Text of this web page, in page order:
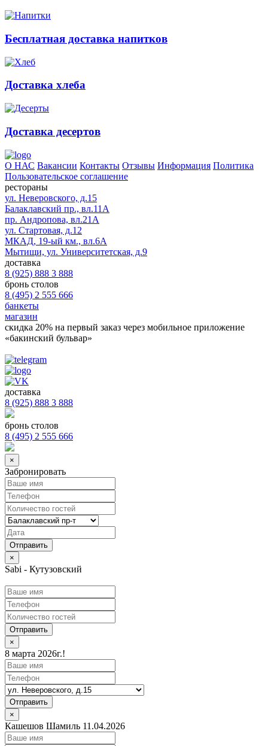
Бесплатная доставка напитков
Доставка хлеба
Доставка десертов
О НАС Вакансии Контакты Отзывы Информация Политика
Пользовательское соглашение
рестораны
ул. Неверовского, д.15
Балаклавский пр., вл.11А
пр. Андропова, вл.21А
ул. Стартовая, д.12
МКАД, 19-ый км., вл.6А
Мытищи, ул. Университетская, д.9
доставка
8 (925) 888 3 888
бронь столов
8 (495) 2 555 666
банкеты
магазин
скидка 20% на первый заказ через мобильное приложение
«бакинский бульвар»
доставка
8 (925) 888 3 888
бронь столов
8 (495) 2 555 666
×
Забронировать
×
Sabi - Кутузовский
Отправить
×
8 марта 2026г.!
Отправить
×
Кашешов Шамиль 11.04.2026